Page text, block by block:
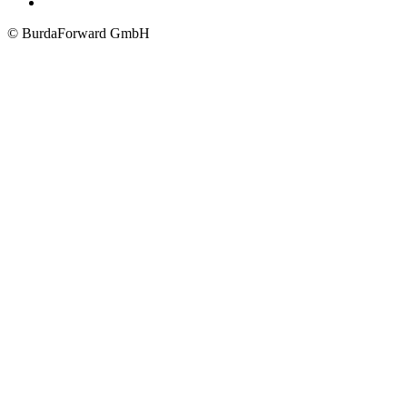
© BurdaForward GmbH